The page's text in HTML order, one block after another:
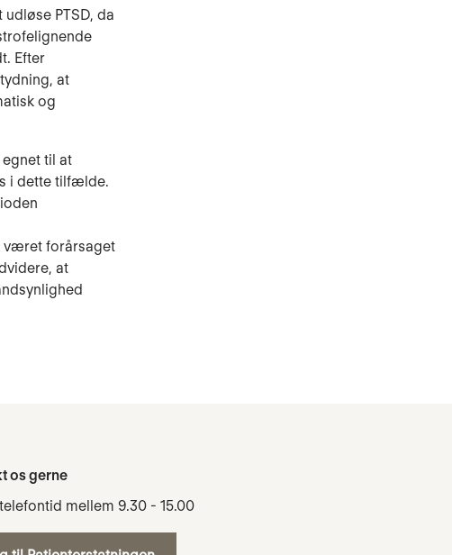
PTSD, da
Efter
at
og
til at
i dette tilfælde.
været forårsaget
at
os gerne
mellem 9.30 - 15.00